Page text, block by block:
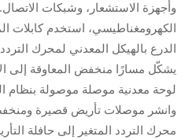
وأجهزة الاستشعار، وشبكات
الكهرومغناطيسي، استخدم كابلات
الدرع بالهيكل المعدني لمحرك
يشكّل مسارًا منخفض المعاوقة إلى
لوحة معدنية موصلة موصولة بنظام
وانشر موصلات تأريض قصيرة
محرك التردد المتغير إلى حافلة